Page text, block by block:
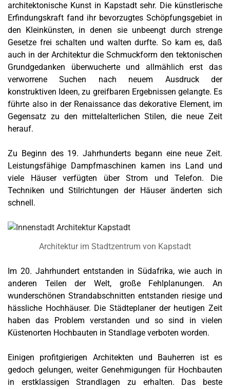
architektonische Kunst in Kapstadt sehr. Die künstlerische
Erfindungskraft fand ihr bevorzugtes Schöpfungsgebiet in
den Kleinkünsten, in denen sie unbeengt durch strenge
Gesetze frei schalten und walten durfte. So kam es, daß
auch in der Architektur die Schmuckform den tektonischen
Grundgedanken überwucherte und allmählich erst das
verworrene Suchen nach neuem Ausdruck der
konstruktiven Ideen, zu greifbaren Ergebnissen gelangte. Es
führte also in der Renaissance das dekorative Element, im
Gegensatz zu den mittelalterlichen Stilen, die neue Zeit
herauf.
Zu Beginn des 19. Jahrhunderts begann eine neue Zeit.
Leistungsfähige Dampfmaschinen kamen ins Land und
viele Häuser verfügten über Strom und Telefon. Die
Techniken und Stilrichtungen der Häuser änderten sich
schnell.
Architektur im Stadtzentrum von Kapstadt
Im 20. Jahrhundert entstanden in Südafrika, wie auch in
anderen Teilen der Welt, große Fehlplanungen. An
wunderschönen Strandabschnitten entstanden riesige und
hässliche Hochhäuser. Die Städteplaner der heutigen Zeit
haben das Problem verstanden und so sind in vielen
Küstenorten Hochbauten in Standlage verboten worden.
Einigen profitgierigen Architekten und Bauherren ist es
gedoch gelungen, weiter Genehmigungen für Hochbauten
in erstklassigen Strandlagen zu erhalten. Das beste